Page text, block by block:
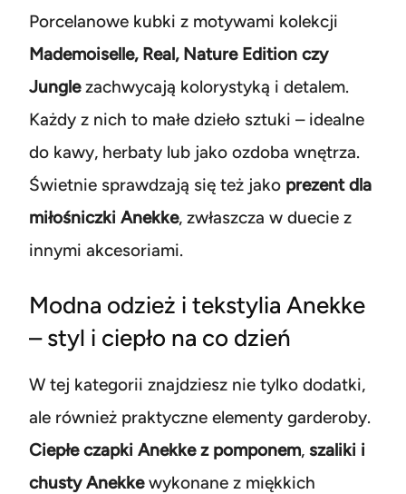
Porcelanowe kubki z motywami kolekcji
Mademoiselle, Real, Nature Edition czy
Junglezachwycają kolorystyką i detalem.
Każdy z nich to małe dzieło sztuki – idealne
do kawy, herbaty lub jako ozdoba wnętrza.
Świetnie sprawdzają się też jako prezent dla
miłośniczki Anekke, zwłaszcza w duecie z
innymi akcesoriami.
Modna odzież i tekstylia Anekke
– styl i ciepło na co dzień
W tej kategorii znajdziesz nie tylko dodatki,
ale również praktyczne elementy garderoby.
Ciepłe czapki Anekke z pomponem, szaliki i
chusty Anekkewykonane z miękkich